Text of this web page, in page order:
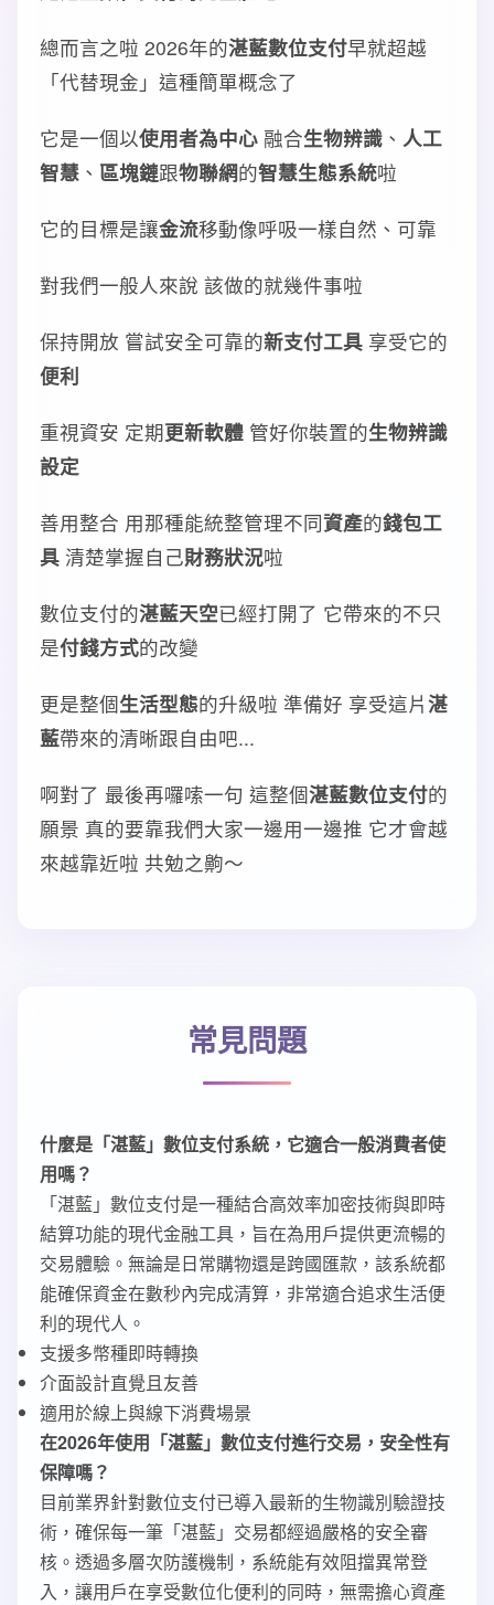
總而言之啦 2026年的湛藍數位支付早就超越
「代替現金」這種簡單概念了
它是一個以使用者為中心 融合生物辨識 、 人工
智慧 、 區塊鏈跟物聯網的智慧生態系統啦
它的目標是讓金流移動像呼吸一樣自然、可靠
對我們一般人來說 該做的就幾件事啦
保持開放 嘗試安全可靠的新支付工具 享受它的
便利
重視資安 定期更新軟體 管好你裝置的生物辨識
設定
善用整合 用那種能統整管理不同資產的錢包工
具 清楚掌握自己財務狀況啦
數位支付的湛藍天空已經打開了 它帶來的不只
是付錢方式的改變
更是整個生活型態的升級啦 準備好 享受這片湛
藍帶來的清晰跟自由吧...
啊對了 最後再囉嗦一句 這整個湛藍數位支付的
願景 真的要靠我們大家一邊用一邊推 它才會越
來越靠近啦 共勉之齁～
常見問題
什麼是「湛藍」數位支付系統，它適合一般消費者使
用嗎？
「湛藍」數位支付是一種結合高效率加密技術與即時
結算功能的現代金融工具，旨在為用戶提供更流暢的
交易體驗。無論是日常購物還是跨國匯款，該系統都
能確保資金在數秒內完成清算，非常適合追求生活便
利的現代人。
支援多幣種即時轉換
介面設計直覺且友善
適用於線上與線下消費場景
在2026年使用「湛藍」數位支付進行交易，安全性有
保障嗎？
目前業界針對數位支付已導入最新的生物識別驗證技
術，確保每一筆「湛藍」交易都經過嚴格的安全審
核。透過多層次防護機制，系統能有效阻擋異常登
入，讓用戶在享受數位化便利的同時，無需擔心資產